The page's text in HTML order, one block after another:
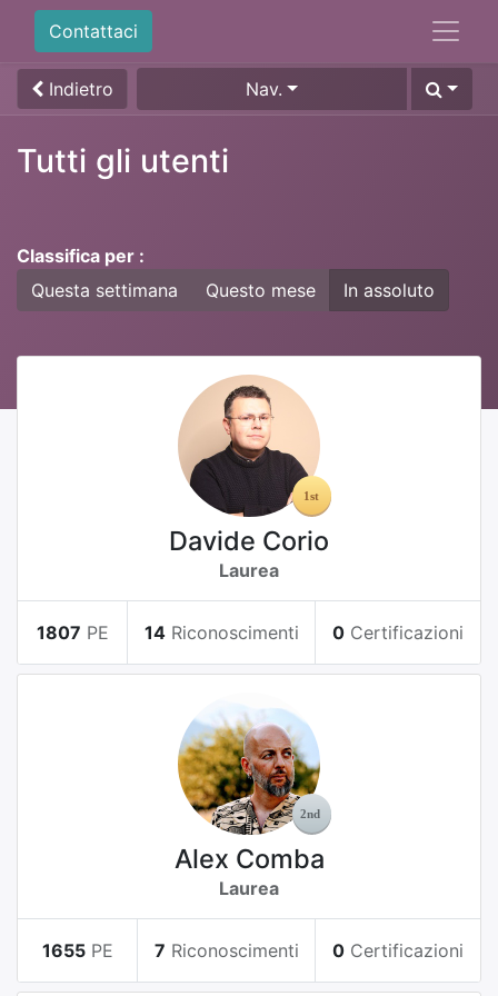
Contattaci
Indietro Nav.
Tutti gli utenti
Classifica per :
Questa settimana
Questo mese In assoluto
Davide Corio
Laurea
1807 PE 14 Riconoscimenti 0 Certificazioni
Alex Comba
Laurea
1655 PE 7 Riconoscimenti 0 Certificazioni